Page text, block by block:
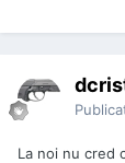
La noi nu cred